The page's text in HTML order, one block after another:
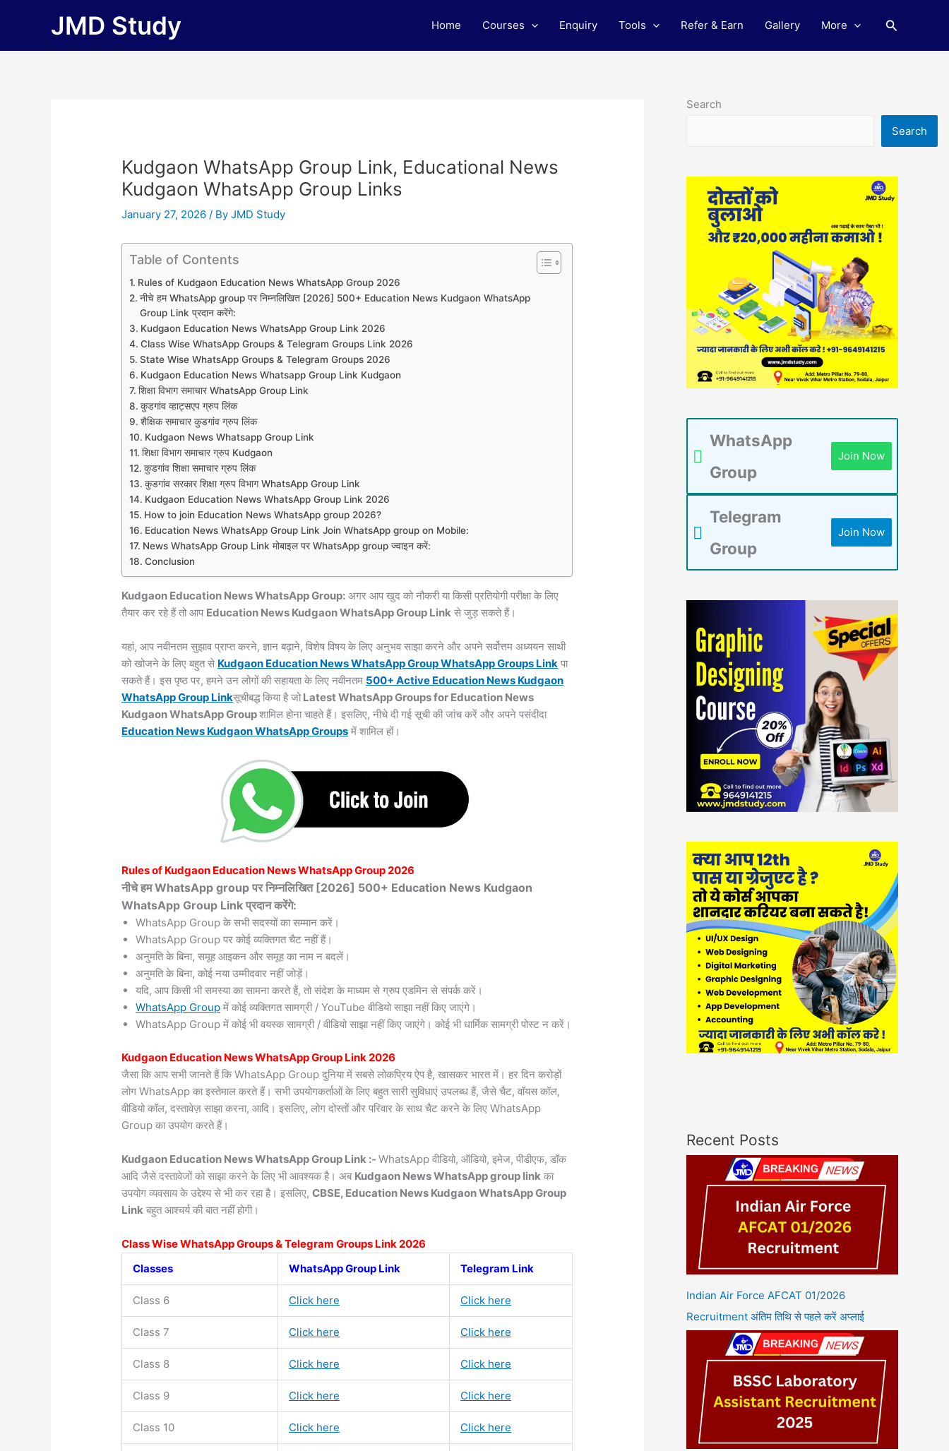
JMD Study Home Courses Enquiry Tools Refer & Earn Gallery More Search
Kudgaon WhatsApp Group Link, Educational News
Kudgaon WhatsApp Group Links
January 27, 2026/ ByJMD Study
Table of Contents
Rules of Kudgaon Education News WhatsApp Group 2026
नीचे हम WhatsApp group पर निम्नलिखित [2026] 500+ Education News Kudgaon WhatsApp
Group Link प्रदान करेंगे:
Kudgaon Education News WhatsApp Group Link 2026
Class Wise WhatsApp Groups & Telegram Groups Link 2026
State Wise WhatsApp Groups & Telegram Groups 2026
Kudgaon Education News Whatsapp Group Link Kudgaon
शिक्षा विभाग समाचार WhatsApp Group Link
कुडगांव व्हाट्सएप ग्रुप लिंक
शैक्षिक समाचार कुडगांव ग्रुप लिंक
Kudgaon News Whatsapp Group Link
शिक्षा विभाग समाचार ग्रुप Kudgaon
कुडगांव शिक्षा समाचार ग्रुप लिंक
कुडगांव सरकार शिक्षा ग्रुप विभाग WhatsApp Group Link
Kudgaon Education News WhatsApp Group Link 2026
How to join Education News WhatsApp group 2026?
Education News WhatsApp Group Link Join WhatsApp group on Mobile:
News WhatsApp Group Link मोबाइल पर WhatsApp group ज्वाइन करें:
Conclusion
Kudgaon Education News WhatsApp Group: अगर आप खुद को नौकरी या किसी प्रतियोगी परीक्षा के लिए
तैयार कर रहे हैं तो आप Education News Kudgaon WhatsApp Group Link से जुड़ सकते हैं।
यहां, आप नवीनतम सुझाव प्राप्त करने, ज्ञान बढ़ाने, विशेष विषय के लिए अनुभव साझा करने और अपने सर्वोत्तम अध्ययन साथी
को खोजने के लिए बहुत से Kudgaon Education News WhatsApp Group WhatsApp Groups Link पा
सकते हैं। इस पृष्ठ पर, हमने उन लोगों की सहायता के लिए नवीनतम 500+ Active Education News Kudgaon
WhatsApp Group Linkसूचीबद्ध किया है जोLatest WhatsApp Groups for Education News
Kudgaon WhatsApp Groupशामिल होना चाहते हैं। इसलिए, नीचे दी गई सूची की जांच करें और अपने पसंदीदा
Education News Kudgaon WhatsAppGroups में शामिल हों।
Rules of Kudgaon Education News WhatsApp Group 2026
नीचे हम WhatsApp group पर निम्नलिखित [2026] 500+ Education News Kudgaon
WhatsApp Group Link प्रदान करेंगे:
WhatsApp Group के सभी सदस्यों का सम्मान करें।
WhatsApp Group पर कोई व्यक्तिगत चैट नहीं हैं।
अनुमति के बिना, समूह आइकन और समूह का नाम न बदलें।
अनुमति के बिना, कोई नया उम्मीदवार नहीं जोड़ें।
यदि, आप किसी भी समस्या का सामना करते हैं, तो संदेश के माध्यम से ग्रुप एडमिन से संपर्क करें।
WhatsApp Group में कोई व्यक्तिगत सामग्री / YouTube वीडियो साझा नहीं किए जाएंगे।
WhatsApp Group में कोई भी वयस्क सामग्री / वीडियो साझा नहीं किए जाएंगे। कोई भी धार्मिक सामग्री पोस्ट न करें।
Kudgaon Education News WhatsApp Group Link 2026
जैसा कि आप सभी जानते हैं कि WhatsApp Group दुनिया में सबसे लोकप्रिय ऐप है, खासकर भारत में। हर दिन करोड़ों
लोग WhatsApp का इस्तेमाल करते हैं। सभी उपयोगकर्ताओं के लिए बहुत सारी सुविधाएं उपलब्ध हैं, जैसे चैट, वॉयस कॉल,
वीडियो कॉल, दस्तावेज़ साझा करना, आदि। इसलिए, लोग दोस्तों और परिवार के साथ चैट करने के लिए WhatsApp
Group का उपयोग करते हैं।
Kudgaon Education News WhatsApp Group Link :-WhatsApp वीडियो, ऑडियो, इमेज, पीडीएफ, डॉक
आदि जैसे दस्तावेजों को साझा करने के लिए भी आवश्यक है। अब Kudgaon NewsWhatsApp group link का
उपयोग व्यवसाय के उद्देश्य से भी कर रहा है। इसलिए,CBSE, Education News Kudgaon WhatsApp Group
Link बहुत आश्चर्य की बात नहीं होगी।
Class Wise WhatsApp Groups & Telegram Groups Link 2026
Classes
WhatsApp Group Link Telegram Link
Class 6 Click here Click here
Class 7 Click here Click here
Class 8 Click here Click here
Class 9 Click here Click here
Class 10 Click here Click here
Search
Search
WhatsApp
Group
Join Now
Telegram
Group
Join Now
Recent Posts
Indian Air Force AFCAT 01/2026
Recruitment अंतिम तिथि से पहले करें अप्लाई